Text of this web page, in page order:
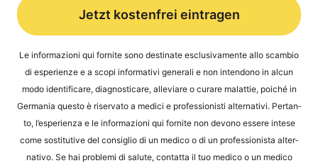
Jetzt kostenfrei eintragen
Le infor­ma­zio­ni qui for­ni­te sono desti­na­te esclu­si­v­a­men­te allo scam­bio
di espe­ri­en­ze e a sco­pi infor­ma­ti­vi gene­ra­li e non inten­do­no in alcun
modo iden­ti­fi­ca­re, dia­gno­sti­ca­re, alle­vi­a­re o cura­re malat­tie, poi­ché in
Ger­ma­nia ques­to è riser­va­to a medi­ci e pro­fes­sio­nis­ti alter­na­ti­vi. Per­tan­
to, l’e­s­pe­ri­en­za e le infor­ma­zio­ni qui for­ni­te non devo­no esse­re inte­se
come sosti­tu­ti­ve del con­siglio di un med­ico o di un pro­fes­sio­nis­ta alter­
na­tivo. Se hai pro­ble­mi di salu­te, contat­ta il tuo med­ico o un med­ico